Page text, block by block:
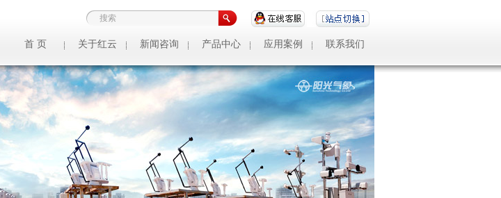
首 页 关于红云 新闻咨询 产品中心 应用案例 联系我们